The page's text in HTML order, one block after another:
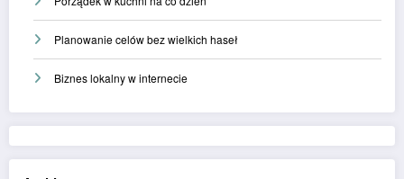
Planowanie celów bez wielkich haseł
Biznes lokalny w internecie